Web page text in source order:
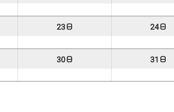
23日 24日
30日 31日